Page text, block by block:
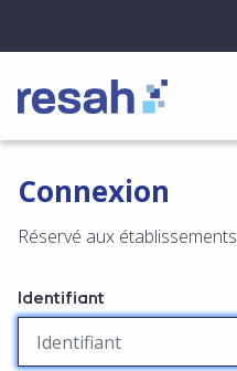
Logo Resah
Connexion
Réservé aux établissements
Identifiant